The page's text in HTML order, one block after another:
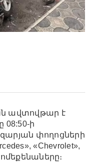
ավտովթար է
08:50-ի
փողոցների
«Chevrolet»,